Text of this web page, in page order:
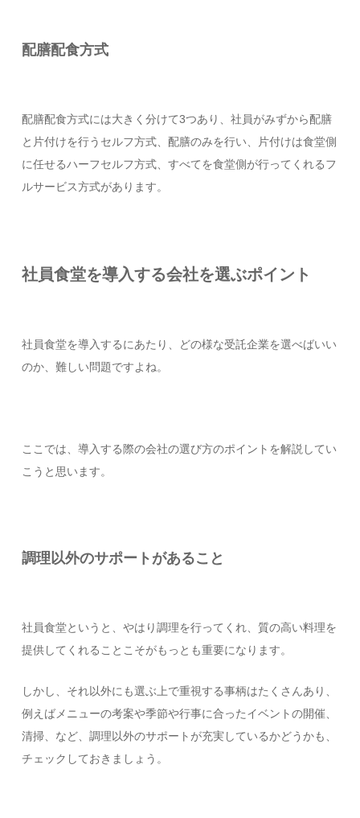
配膳配食方式
配膳配食方式には大きく分けて3つあり、社員がみずから配膳
と片付けを行うセルフ方式、配膳のみを行い、片付けは食堂側
に任せるハーフセルフ方式、すべてを食堂側が行ってくれるフ
ルサービス方式があります。
社員食堂を導入する会社を選ぶポイント
社員食堂を導入するにあたり、どの様な受託企業を選べばいい
のか、難しい問題ですよね。
ここでは、導入する際の会社の選び方のポイントを解説してい
こうと思います。
調理以外のサポートがあること
社員食堂というと、やはり調理を行ってくれ、質の高い料理を
提供してくれることこそがもっとも重要になります。
しかし、それ以外にも選ぶ上で重視する事柄はたくさんあり、
例えばメニューの考案や季節や行事に合ったイベントの開催、
清掃、など、調理以外のサポートが充実しているかどうかも、
チェックしておきましょう。